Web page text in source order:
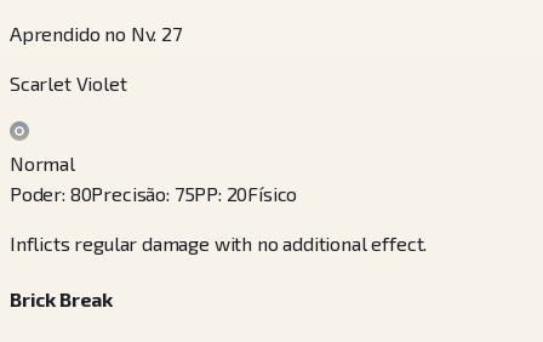
Aprendido no Nv. 27
Scarlet Violet
Normal
Poder: 80Precisão: 75PP: 20Físico
Inflicts regular damage with no additional effect.
Brick Break